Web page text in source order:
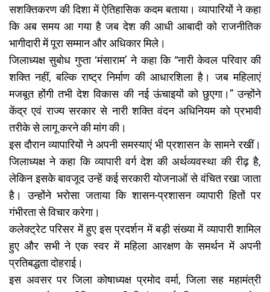
सशक्तिकरण की दिशा में ऐतिहासिक कदम बताया। व्यापारियों ने कहा
कि अब समय आ गया है जब देश की आधी आबादी को राजनीतिक
भागीदारी में पूरा सम्मान और अधिकार मिले।
जिलाध्यक्ष सुबोध गुप्ता ‘मंसाराम’ ने कहा कि “नारी केवल परिवार की
शक्ति नहीं, बल्कि राष्ट्र निर्माण की आधारशिला है। जब महिलाएं
मजबूत होंगी तभी देश विकास की नई ऊंचाइयों को छुएगा।” उन्होंने
केंद्र एवं राज्य सरकार से नारी शक्ति वंदन अधिनियम को प्रभावी
तरीके से लागू करने की मांग की।
इस दौरान व्यापारियों ने अपनी समस्याएं भी प्रशासन के सामने रखीं।
जिलाध्यक्ष ने कहा कि व्यापारी वर्ग देश की अर्थव्यवस्था की रीढ़ है,
लेकिन इसके बावजूद उन्हें कई सरकारी योजनाओं से वंचित रखा जाता
है। उन्होंने भरोसा जताया कि शासन-प्रशासन व्यापारी हितों पर
गंभीरता से विचार करेगा।
कलेक्ट्रेट परिसर में हुए इस प्रदर्शन में बड़ी संख्या में व्यापारी शामिल
हुए और सभी ने एक स्वर में महिला आरक्षण के समर्थन में अपनी
प्रतिबद्धता दोहराई।
इस अवसर पर जिला कोषाध्यक्ष प्रमोद वर्मा, जिला सह महामंत्री